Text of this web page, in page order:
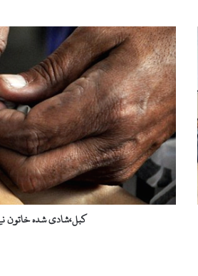
ک
ب
ل
،
ش
ا
د
ی
ش
د
ہ
خ
کبل،شادی شدہ خاتون